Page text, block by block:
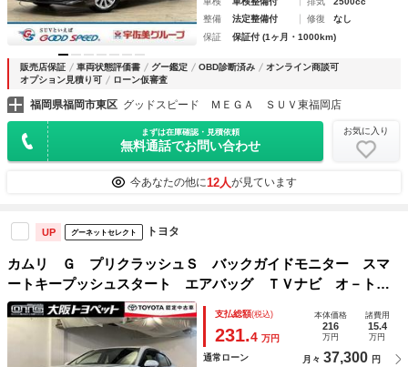
整備
法定整備付 修復
なし
保証
保証付 (1ヶ月・1000km)
販売店保証 車両状態評価書 グー鑑定 OBD診断済み
オンライン商談可
オプション見積り可
ローン仮審査
福岡県福岡市東区 グッドスピード ＭＥＧＡ ＳＵＶ東福岡店
まずは在庫確認・見積依頼
無料通話でお問い合わせ
お気に入り
今あなたの他に12人が見ています
UP グーネットセレクト トヨタ
カムリ Ｇ プリクラッシュＳ バックガイドモニター スマ
ートキープッシュスタート エアバッグ ＴＶナビ オ－トエ
アコン パワーステアリング パワーウインドウ ＡＢＳ Ｅ
ＳＣ 運転席Ｐシート アルミホイール
支払総額(税込)
231.4 万円
本体価格
216
万円
諸費用
15.4
万円
通常ローン 月々 37,300 円